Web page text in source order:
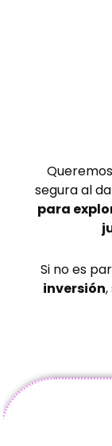
segura al
para
Si no es
inversión